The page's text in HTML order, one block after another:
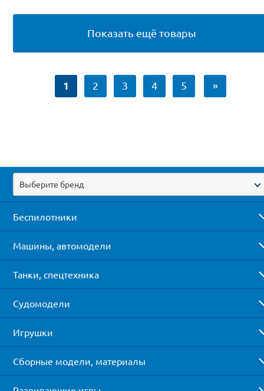
Показать ещё товары
1 2 3 4 5 »
Выберите бренд
Беспилотники
Машины, автомодели
Танки, спецтехника
Судомодели
Игрушки
Сборные модели, материалы